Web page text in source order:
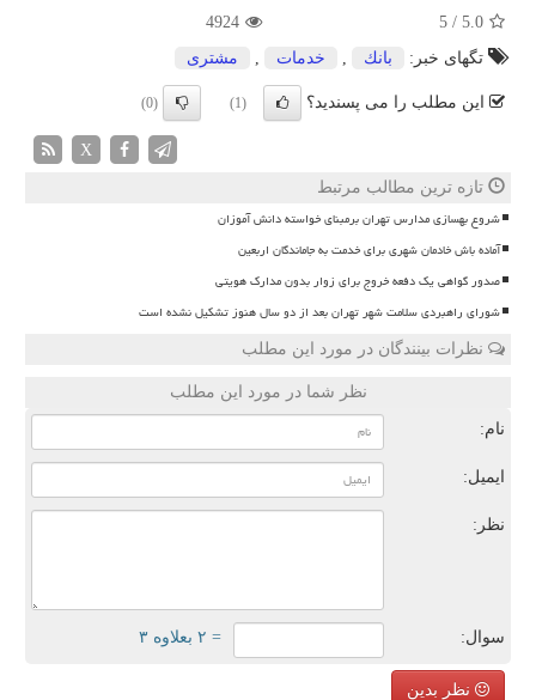
5.0
/
5
4924
تگهای خبر:
بانك خدمات مشتری
این مطلب را می پسندید؟ (1)
(0)
X
تازه ترین مطالب مرتبط
شروع بهسازی مدارس تهران برمبنای خواسته دانش آموزان
آماده باش خادمان شهری برای خدمت به جاماندگان اربعین
صدور گواهی یک دفعه خروج برای زوار بدون مدارک هویتی
شورای راهبردی سلامت شهر تهران بعد از دو سال هنوز تشکیل نشده است
نظرات بینندگان در مورد این مطلب
نظر شما در مورد این مطلب
نام:
ایمیل:
نظر:
سوال: = ۲ بعلاوه ۳
نظر بدین